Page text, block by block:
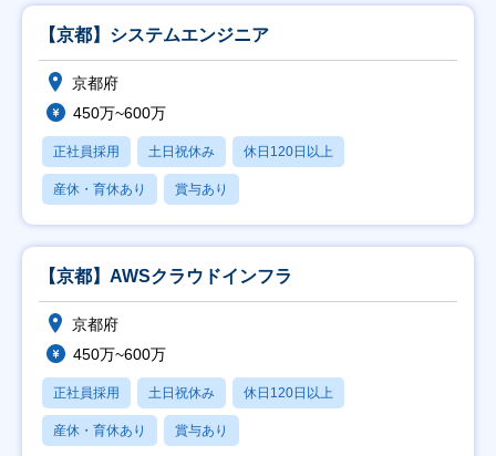
【京都】システムエンジニア
京都府
450万~600万
正社員採用 土日祝休み 休日120日以上
産休・育休あり 賞与あり
【京都】AWSクラウドインフラ
京都府
450万~600万
正社員採用 土日祝休み 休日120日以上
産休・育休あり 賞与あり